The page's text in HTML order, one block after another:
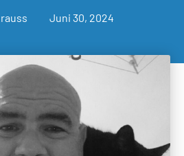
Juni 30, 2024